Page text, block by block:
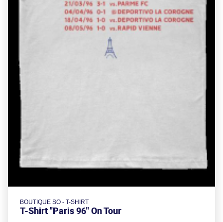
BOUTIQUE SO - T-SHIRT
T-Shirt "Paris 96" On Tour